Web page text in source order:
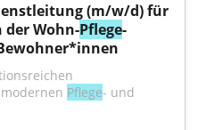
(m/w/d) für
Wohn-Pflege-
Pflege- und